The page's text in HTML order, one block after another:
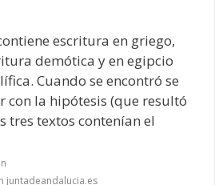
escritura en griego,
demótica y en egipcio
Cuando se encontró se
con la hipótesis (que resultó
tres textos contenían el
juntadeandalucia.es